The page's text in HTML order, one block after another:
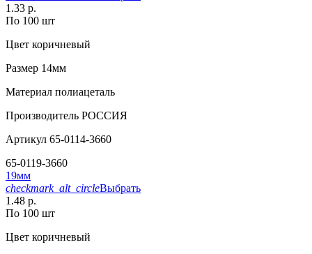
1.33 р.
По 100 шт
Цвет коричневый
Размер 14мм
Материал полиацеталь
Производитель РОССИЯ
Артикул 65-0114-3660
65-0119-3660
19мм
checkmark_alt_circleВыбрать
1.48 р.
По 100 шт
Цвет коричневый